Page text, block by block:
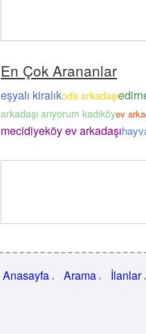
En Çok Arananlar
eşyalı kiralıkoda arkadaşı
arkadaşı arıyorum kadıköyev
mecidiyeköy ev arkadaşı
Anasayfa Arama İlanlar